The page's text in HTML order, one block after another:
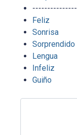
---------------
Feliz
Sonrisa
Sorprendido
Lengua
Infeliz
Guiño